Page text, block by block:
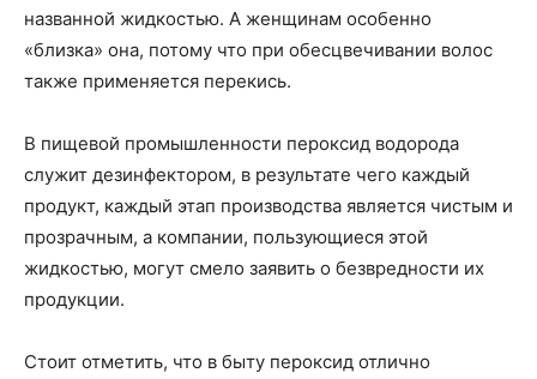
названной жидкостью. А женщинам особенно
«близка» она, потому что при обесцвечивании волос
также применяется перекись.
В пищевой промышленности пероксид водорода
служит дезинфектором, в результате чего каждый
продукт, каждый этап производства является чистым и
прозрачным, а компании, пользующиеся этой
жидкостью, могут смело заявить о безвредности их
продукции.
Стоит отметить, что в быту пероксид отлично